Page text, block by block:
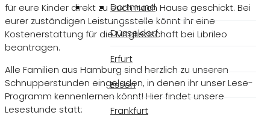
Dortmund
Düsseldorf
Erfurt
Essen
Frankfurt
für eure Kinder direkt zu euch nach Hause geschickt. Bei
eurer zuständigen Leistungsstelle könnt ihr eine
Kostenerstattung für die Mitgliedschaft bei Librileo
beantragen.
Alle Familien aus Hamburg sind herzlich zu unseren
Schnupperstunden eingeladen, in denen ihr unser Lese-
Programm kennenlernen könnt! Hier findet unsere
Lesestunde statt: